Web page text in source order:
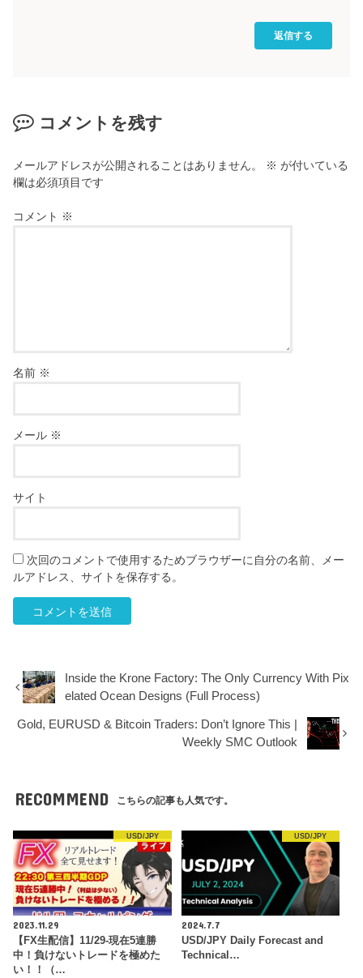
返信する
コメントを残す
メールアドレスが公開されることはありません。 ※ が付いている
欄は必須項目です
コメント ※
名前 ※
メール ※
サイト
次回のコメントで使用するためブラウザーに自分の名前、メー
ルアドレス、サイトを保存する。
Inside the Krone Factory: The Only Currency With Pix
elated Ocean Designs (Full Process)
Gold, EURUSD & Bitcoin Traders: Don’t Ignore This |
Weekly SMC Outlook
RECOMMEND こちらの記事も人気です。
USD/JPY
2023.11.29
【FX生配信】11/29-現在5連勝
中！負けないトレードを極めた
い！！（…
USD/JPY
2024.7.7
USD/JPY Daily Forecast and
Technical…